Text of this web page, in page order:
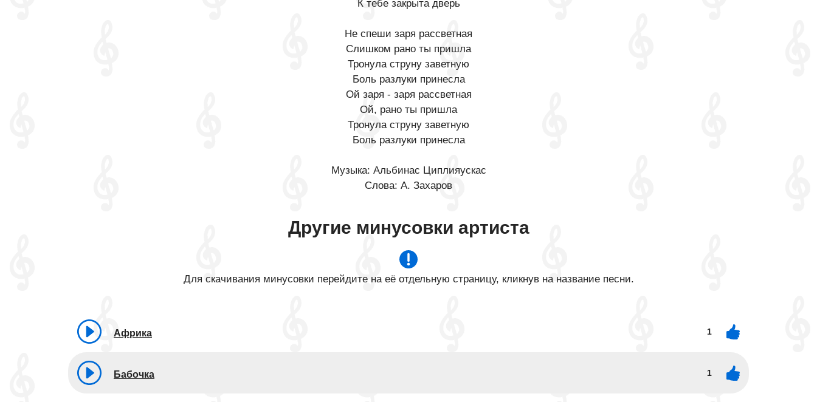
К тебе закрыта дверь
Не спеши заря рассветная
Слишком рано ты пришла
Тронула струну заветную
Боль разлуки принесла
Ой заря - заря рассветная
Ой, рано ты пришла
Тронула струну заветную
Боль разлуки принесла
Музыка: Альбинас Циплияускас
Слова: А. Захаров
Другие минусовки артиста
Для скачивания минусовки перейдите на её отдельную страницу, кликнув на название песни.
Африка 1
Бабочка 1